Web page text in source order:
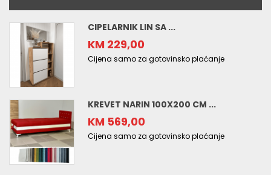
CIPELARNIK LIN SA ...
KM 229,00
Cijena samo za gotovinsko plaćanje
KREVET NARIN 100X200 CM ...
KM 569,00
Cijena samo za gotovinsko plaćanje